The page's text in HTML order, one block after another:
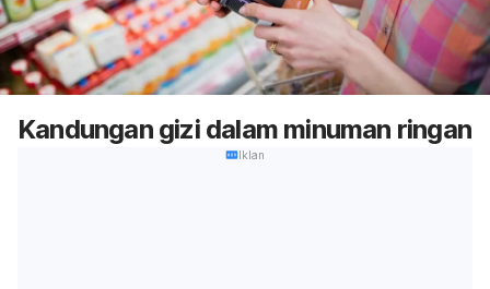
Kandungan gizi dalam minuman ringan
Iklan